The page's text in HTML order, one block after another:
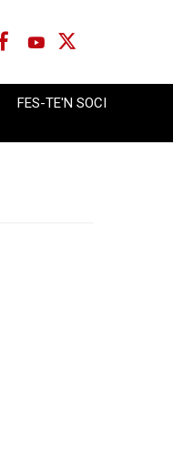
FES-TE'N SOCI